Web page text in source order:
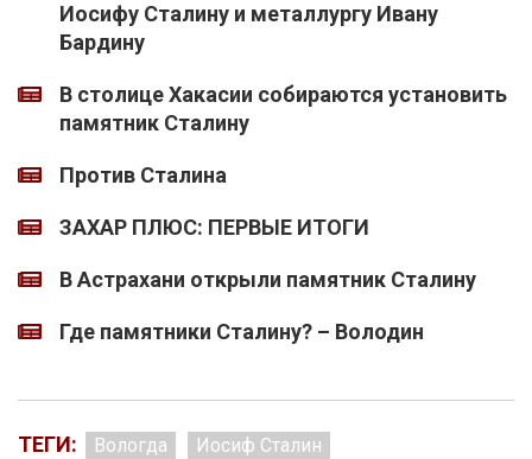
Иосифу Сталину и металлургу Ивану
Бардину
В столице Хакасии собираются установить
памятник Сталину
Против Сталина
ЗАХАР ПЛЮС: ПЕРВЫЕ ИТОГИ
В Астрахани открыли памятник Сталину
Где памятники Сталину? – Володин
ТЕГИ: Вологда Иосиф Сталин